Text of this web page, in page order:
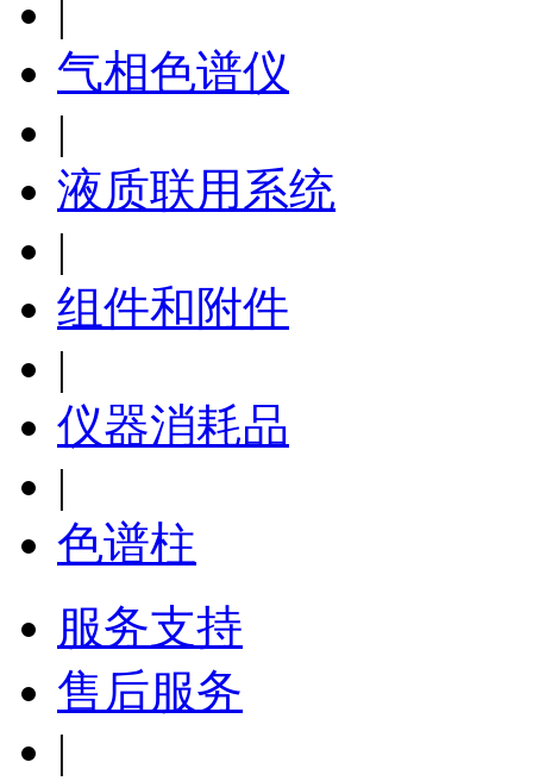
|
气相色谱仪
|
液质联用系统
|
组件和附件
|
仪器消耗品
|
色谱柱
服务支持
售后服务
|